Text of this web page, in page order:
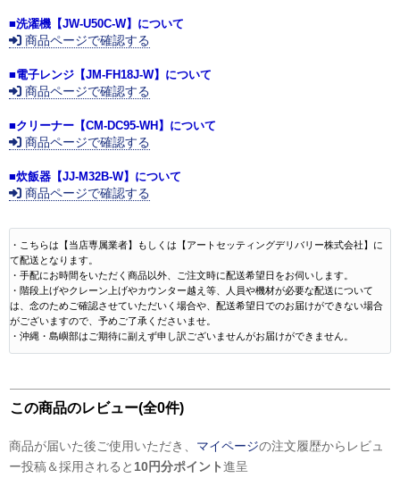
■洗濯機【JW-U50C-W】について
商品ページで確認する
■電子レンジ【JM-FH18J-W】について
商品ページで確認する
■クリーナー【CM-DC95-WH】について
商品ページで確認する
■炊飯器【JJ-M32B-W】について
商品ページで確認する
・こちらは【当店専属業者】もしくは【アートセッティングデリバリー株式会社】に
て配送となります。
・手配にお時間をいただく商品以外、ご注文時に配送希望日をお伺いします。
・階段上げやクレーン上げやカウンター越え等、人員や機材が必要な配送について
は、念のためご確認させていただいく場合や、配送希望日でのお届けができない場合
がございますので、予めご了承くださいませ。
・沖縄・島嶼部はご期待に副えず申し訳ございませんがお届けができません。
この商品のレビュー(全0件)
商品が届いた後ご使用いただき、 マイページの注文履歴からレビュ
ー投稿＆採用されると 10円分ポイント進呈